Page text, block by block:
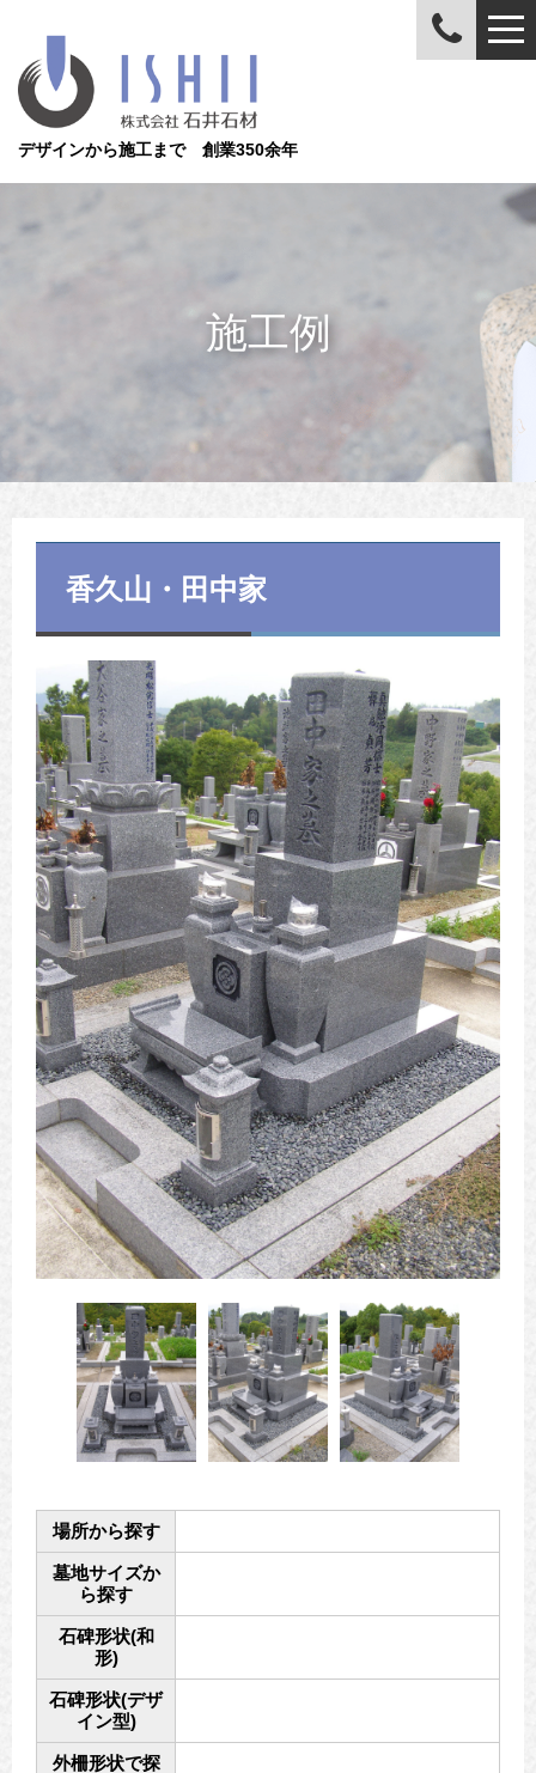
デザインから施工まで 創業350余年
施工例
香久山・田中家
場所から探す
墓地サイズか
ら探す
石碑形状(和
形)
石碑形状(デザ
イン型)
外柵形状で探